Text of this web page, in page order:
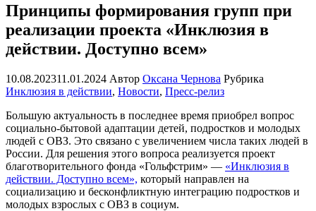
Принципы формирования групп при
реализации проекта «Инклюзия в
действии. Доступно всем»
10.08.202311.01.2024 Автор Оксана Чернова Рубрика
Инклюзия в действии, Новости, Пресс-релиз
Большую актуальность в последнее время приобрел вопрос
социально-бытовой адаптации детей, подростков и молодых
людей с ОВЗ. Это связано с увеличением числа таких людей в
России. Для решения этого вопроса реализуется проект
благотворительного фонда «Гольфстрим» — «Инклюзия в
действии. Доступно всем», который направлен на
социализацию и бесконфликтную интеграцию подростков и
молодых взрослых с ОВЗ в социум.